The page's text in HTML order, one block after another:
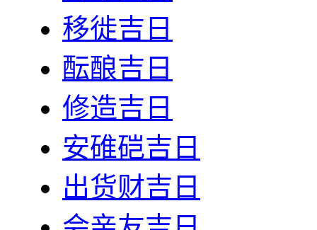
移徙吉日
酝酿吉日
修造吉日
安碓硙吉日
出货财吉日